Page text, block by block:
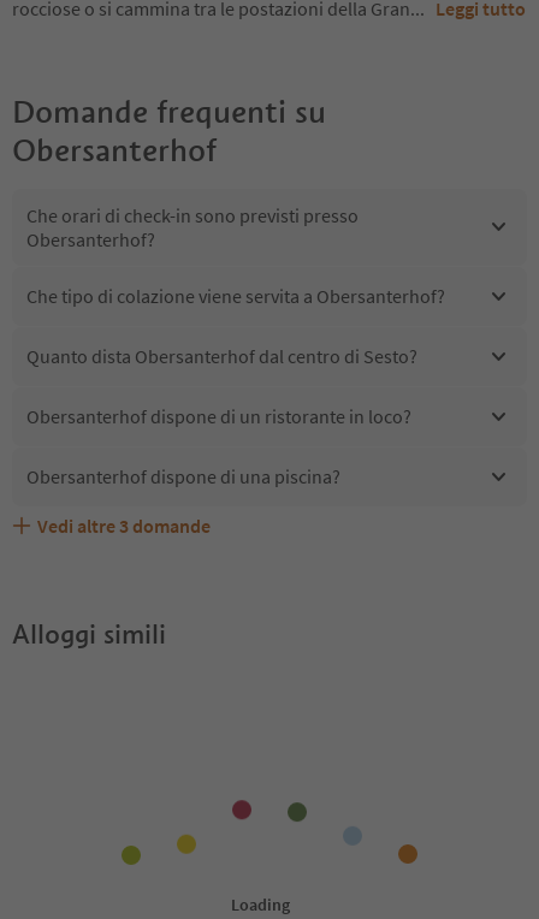
rocciose o si cammina tra le postazioni della Gran... Leggi tutto
Domande frequenti su
Obersanterhof
Che orari di check-in sono previsti presso
Obersanterhof?
Che tipo di colazione viene servita a Obersanterhof?
Quanto dista Obersanterhof dal centro di Sesto?
Obersanterhof dispone di un ristorante in loco?
Obersanterhof dispone di una piscina?
Obersanterhof accetta animali domestici?
Quali servizi/attività sono disponibili presso
Gli ospiti di Obersanterhof ricevono l'Alto Adige Guest
Vedi altre 3 domande
Alloggi simili